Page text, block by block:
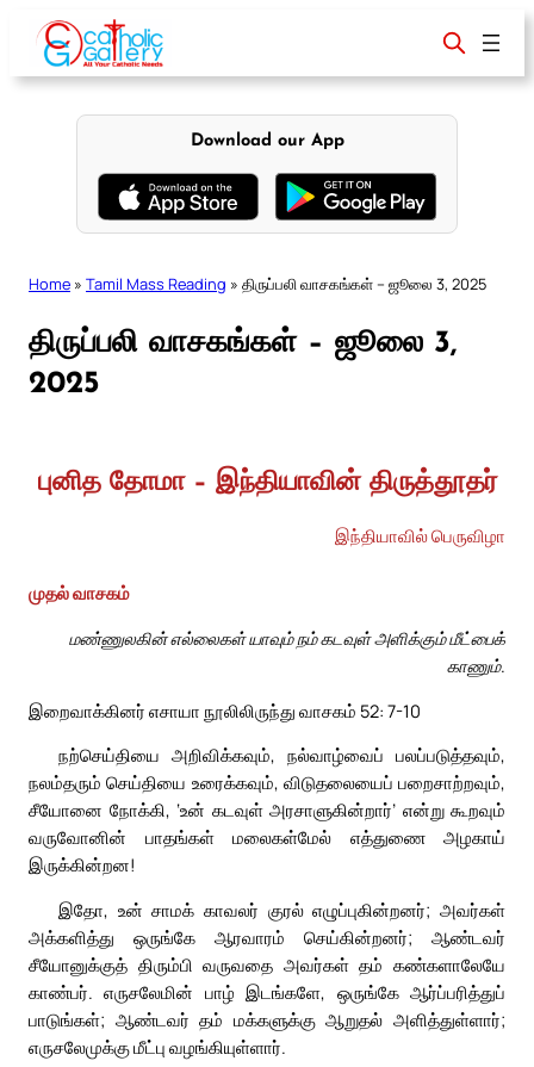
content
Download our App
Home » Tamil Mass Reading » திருப்பலி வாசகங்கள் – ஜூலை 3, 2025
திருப்பலி வாசகங்கள் – ஜூலை 3,
2025
புனித தோமா – இந்தியாவின் திருத்தூதர்
இந்தியாவில் பெருவிழா
முதல் வாசகம்
மண்ணுலகின் எல்லைகள் யாவும் நம் கடவுள் அளிக்கும் மீட்பைக்
காணும்.
இறைவாக்கினர் எசாயா நூலிலிருந்து வாசகம் 52: 7-10
நற்செய்தியை அறிவிக்கவும், நல்வாழ்வைப் பலப்படுத்தவும்,
நலம்தரும் செய்தியை உரைக்கவும், விடுதலையைப் பறைசாற்றவும்,
சீயோனை நோக்கி, ‘உன் கடவுள் அரசாளுகின்றார்’ என்று கூறவும்
வருவோனின் பாதங்கள் மலைகள்மேல் எத்துணை அழகாய்
இருக்கின்றன!
இதோ, உன் சாமக் காவலர் குரல் எழுப்புகின்றனர்; அவர்கள்
அக்களித்து ஒருங்கே ஆரவாரம் செய்கின்றனர்; ஆண்டவர்
சீயோனுக்குத் திரும்பி வருவதை அவர்கள் தம் கண்களாலேயே
காண்பர். எருசலேமின் பாழ் இடங்களே, ஒருங்கே ஆர்ப்பரித்துப்
பாடுங்கள்; ஆண்டவர் தம் மக்களுக்கு ஆறுதல் அளித்துள்ளார்;
எருசலேமுக்கு மீட்பு வழங்கியுள்ளார்.